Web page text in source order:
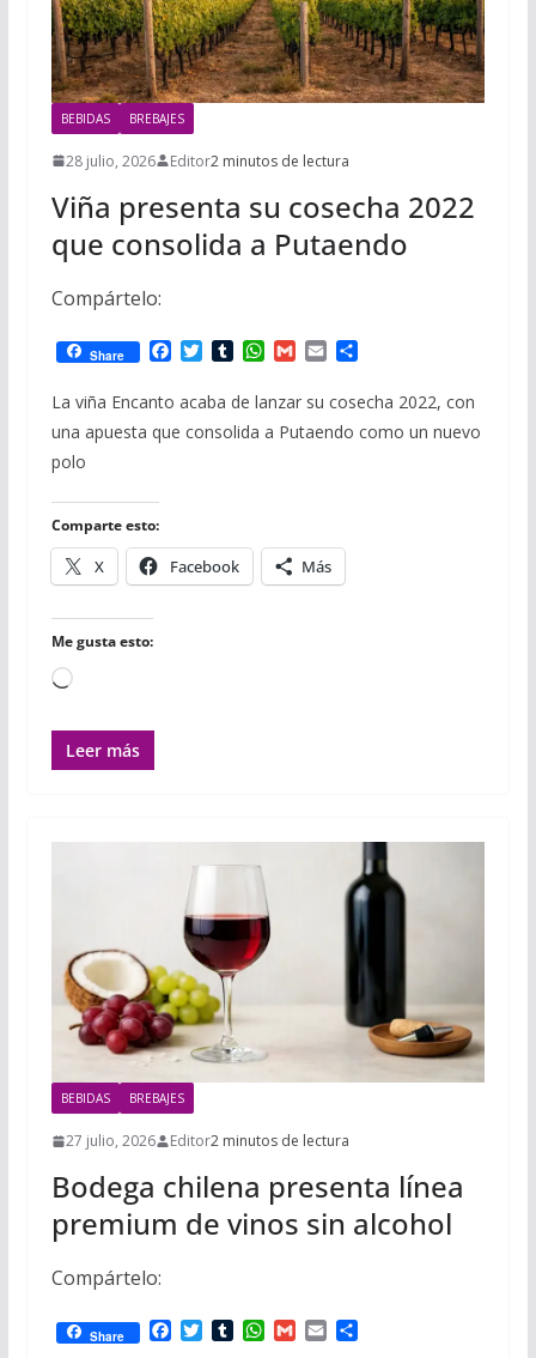
BEBIDAS BREBAJES
28 julio, 2026 Editor2 minutos de lectura
Viña presenta su cosecha 2022
que consolida a Putaendo
Compártelo:
Share
F
c
e
b
T
i
t
t
T
m
b
l
W
a
t
s
G
a
i
l
E
a
i
l
C
m
p
a
La viña Encanto acaba de lanzar su cosecha 2022, con
una apuesta que consolida a Putaendo como un nuevo
polo
Comparte esto:
X Facebook Más
Me gusta esto:
Cargando...
Leer más
BEBIDAS BREBAJES
27 julio, 2026 Editor2 minutos de lectura
Bodega chilena presenta línea
premium de vinos sin alcohol
Compártelo:
Share
F
T
T
W G
E
C